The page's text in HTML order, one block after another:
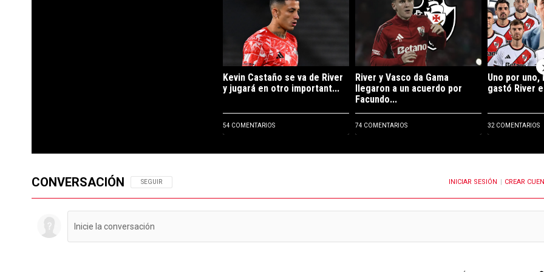
Kevin Castaño se va de River
y jugará en otro important...
54 COMENTARIOS
River y Vasco da Gama
llegaron a un acuerdo por
Facundo...
74 COMENTARIOS
Uno por
gastó River
32 COMENTARIOS
CONVERSACIÓN SIGA ESTA CONVERSACIÓN PARA RECIBIR NOTIFICACIONES CUANDO SE PUBLIQUEN NUEVOS COMENTARIOS
SEGUIR INICIAR SESIÓN CREAR